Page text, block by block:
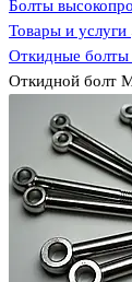
Болты
Товары и услуги
Откидные
Откидной болт